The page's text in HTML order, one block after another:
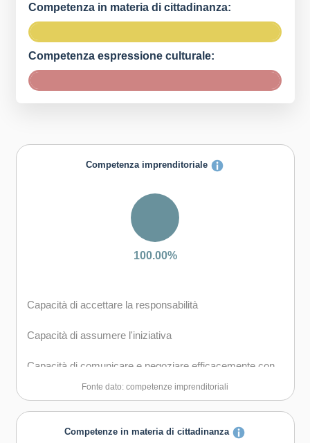
Competenza in materia di cittadinanza:
Competenza espressione culturale:
Competenza imprenditoriale
100.00%
Capacità di accettare la responsabilità
Capacità di assumere l'iniziativa
Capacità di comunicare e negoziare efficacemente con
Capacità di coraggio e perseveranza nel raggiungimento
degli obiettivi
Fonte dato: competenze imprenditoriali
Competenze in materia di cittadinanza